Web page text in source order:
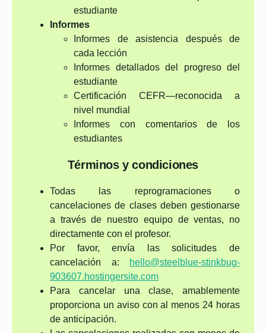
estudiante
Informes
Informes de asistencia después de
cada lección
Informes detallados del progreso del
estudiante
Certificación CEFR—reconocida a
nivel mundial
Informes con comentarios de los
estudiantes
Términos y condiciones
Todas las reprogramaciones o
cancelaciones de clases deben gestionarse
a través de nuestro equipo de ventas, no
directamente con el profesor.
Por favor, envía las solicitudes de
cancelación a:
hello@steelblue-stinkbug-
903607.hostingersite.com
Para cancelar una clase, amablemente
proporciona un aviso con al menos 24 horas
de anticipación.